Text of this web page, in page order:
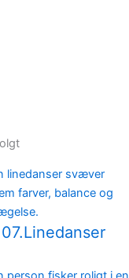
07.Linedanser